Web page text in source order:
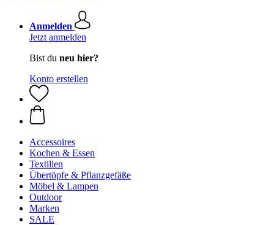
Anmelden
Jetzt anmelden
Bist du neu hier?
Konto erstellen
Accessoires
Kochen & Essen
Textilien
Übertöpfe & Pflanzgefäße
Möbel & Lampen
Outdoor
Marken
SALE